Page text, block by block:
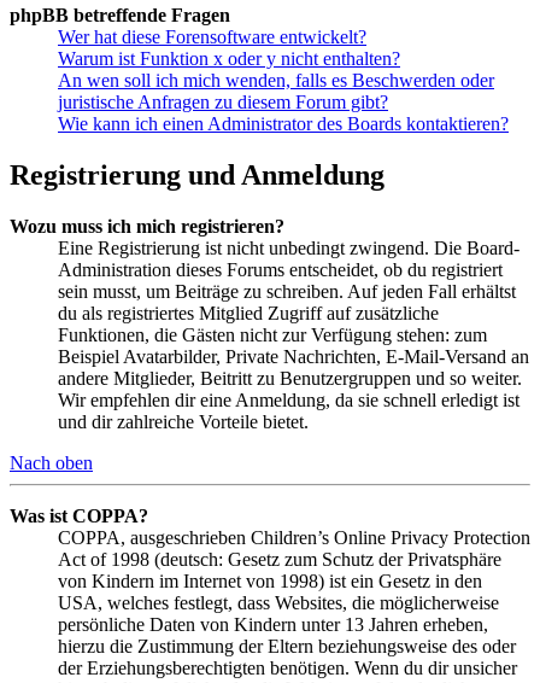
phpBB betreffende Fragen
Wer hat diese Forensoftware entwickelt?
Warum ist Funktion x oder y nicht enthalten?
An wen soll ich mich wenden, falls es Beschwerden oder
juristische Anfragen zu diesem Forum gibt?
Wie kann ich einen Administrator des Boards kontaktieren?
Registrierung und Anmeldung
Wozu muss ich mich registrieren?
Eine Registrierung ist nicht unbedingt zwingend. Die Board-
Administration dieses Forums entscheidet, ob du registriert
sein musst, um Beiträge zu schreiben. Auf jeden Fall erhältst
du als registriertes Mitglied Zugriff auf zusätzliche
Funktionen, die Gästen nicht zur Verfügung stehen: zum
Beispiel Avatarbilder, Private Nachrichten, E-Mail-Versand an
andere Mitglieder, Beitritt zu Benutzergruppen und so weiter.
Wir empfehlen dir eine Anmeldung, da sie schnell erledigt ist
und dir zahlreiche Vorteile bietet.
Nach oben
Was ist COPPA?
COPPA, ausgeschrieben Children’s Online Privacy Protection
Act of 1998 (deutsch: Gesetz zum Schutz der Privatsphäre
von Kindern im Internet von 1998) ist ein Gesetz in den
USA, welches festlegt, dass Websites, die möglicherweise
persönliche Daten von Kindern unter 13 Jahren erheben,
hierzu die Zustimmung der Eltern beziehungsweise des oder
der Erziehungsberechtigten benötigen. Wenn du dir unsicher